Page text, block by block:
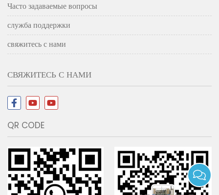
Часто задаваемые вопросы
служба поддержки
свяжитесь с нами
СВЯЖИТЕСЬ С НАМИ
QR CODE